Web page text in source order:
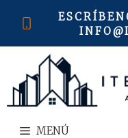
MENÚ